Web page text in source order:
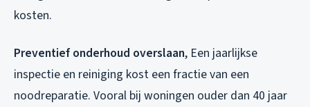
kosten.
Preventief onderhoud overslaan, Een jaarlijkse
inspectie en reiniging kost een fractie van een
noodreparatie. Vooral bij woningen ouder dan 40 jaar